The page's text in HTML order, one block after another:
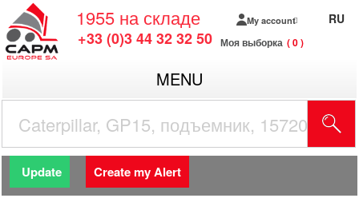
1955 на складе
+33 (0)3 44 32 32 50
My account
Моя выборка 0
RU
MENU
Update Create my Alert